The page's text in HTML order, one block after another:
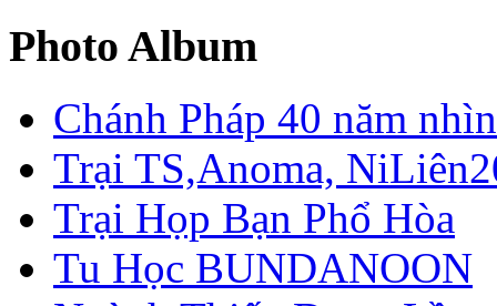
Photo Album
Chánh Pháp 40 năm
Trại TS,Anoma,
Trại Họp Bạn Phổ Hòa
Tu Học BUNDANOON